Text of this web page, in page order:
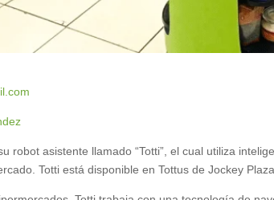
robot asistente llamado “Totti”, el cual utiliza
Totti está disponible en Tottus de Jockey Plaza.